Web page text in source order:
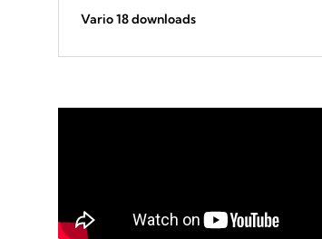
Vario 18 downloads